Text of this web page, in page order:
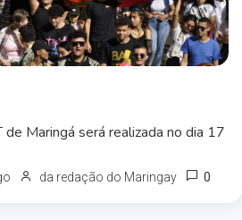
de Maringá será realizada no dia 17
da redação do Maringay 0